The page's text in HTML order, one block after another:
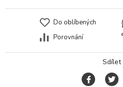
Do oblíbených
Porovnání
Sdílet